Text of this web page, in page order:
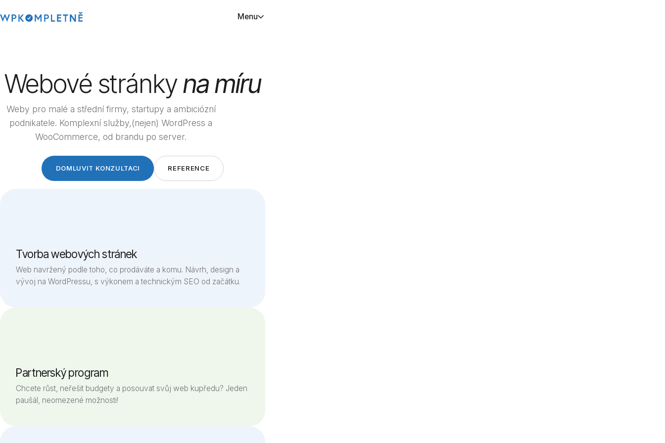
Menu
Redesign webových stránek
Implementace AI chatbota
Odvirování webu
Zrychlení webových stránek
Webové stránkyna míru
Weby pro malé a střední firmy, startupy a ambiciózní
podnikatele. Komplexní služby,(nejen) WordPress a
WooCommerce, od brandu po server.
DOMLUVIT KONZULTACI REFERENCE
Tvorba webových stránek
Web navržený podle toho, co prodáváte a komu. Návrh, design a
vývoj na WordPressu, s výkonem a technickým SEO od začátku.
Partnerský program
Chcete růst, neřešit budgety a posouvat svůj web kupředu? Jeden
paušál, neomezené možnosti!